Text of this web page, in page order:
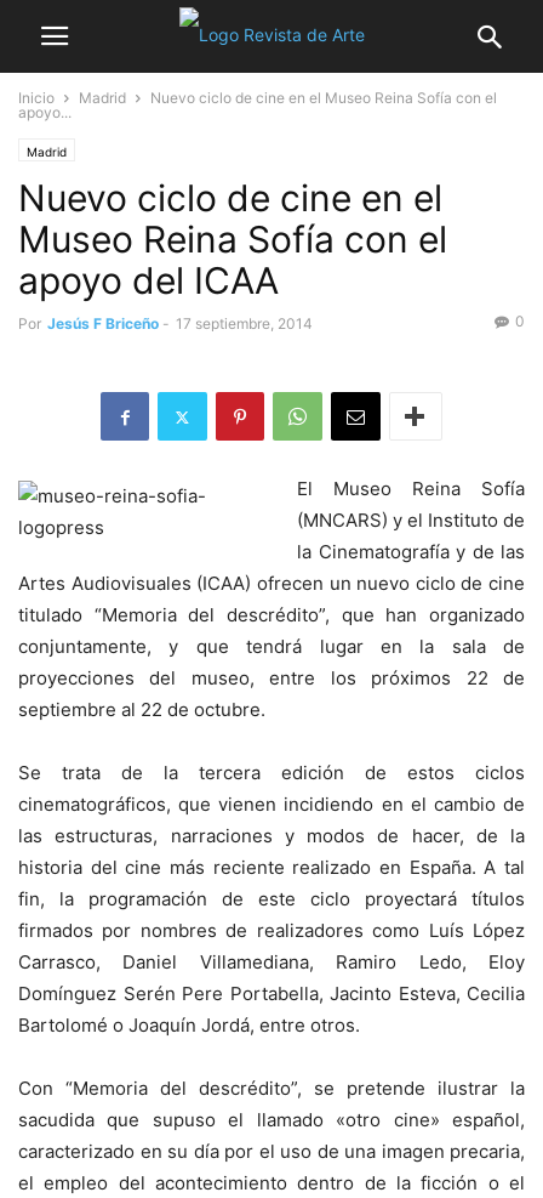
Inicio Madrid
Nuevo ciclo de cine en el Museo Reina Sofía con el
apoyo...
Madrid
Nuevo ciclo de cine en el
Museo Reina Sofía con el
apoyo del ICAA
Por Jesús F Briceño - 17 septiembre, 2014 0
El Museo Reina Sofía
(MNCARS) y el Instituto de
la Cinematografía y de las
Artes Audiovisuales (ICAA) ofrecen un nuevo ciclo de cine
titulado “Memoria del descrédito”, que han organizado
conjuntamente, y que tendrá lugar en la sala de
proyecciones del museo, entre los próximos 22 de
septiembre al 22 de octubre.
Se trata de la tercera edición de estos ciclos
cinematográficos, que vienen incidiendo en el cambio de
las estructuras, narraciones y modos de hacer, de la
historia del cine más reciente realizado en España. A tal
fin, la programación de este ciclo proyectará títulos
firmados por nombres de realizadores como Luís López
Carrasco, Daniel Villamediana, Ramiro Ledo, Eloy
Domínguez Serén Pere Portabella, Jacinto Esteva, Cecilia
Bartolomé o Joaquín Jordá, entre otros.
Con “Memoria del descrédito”, se pretende ilustrar la
sacudida que supuso el llamado «otro cine» español,
caracterizado en su día por el uso de una imagen precaria,
el empleo del acontecimiento dentro de la ficción o el